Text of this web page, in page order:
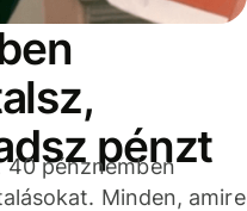
pénzt
pénznemben
Minden, amire